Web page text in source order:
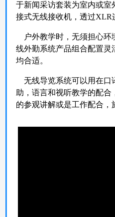
于新闻采访套装为室内或室
接式无线接收机，透过XLR
户外教学时，无须担心环
线外勤系统产品组合配置
均合适。
无线导览系统可以用在口
助，语言和视听教学的配
的参观讲解或是工作配合，